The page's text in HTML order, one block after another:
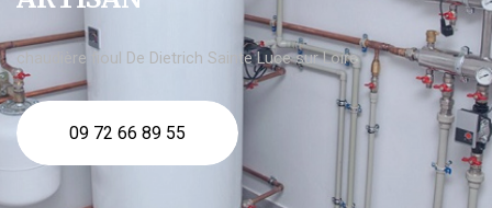
chaudière fioul De Dietrich Sainte Luce sur Loire
09 72 66 89 55